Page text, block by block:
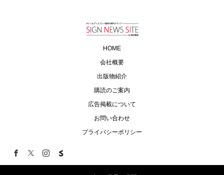
HOME
会社概要
出版物紹介
購読のご案内
広告掲載について
お問い合わせ
プライバシーポリシー